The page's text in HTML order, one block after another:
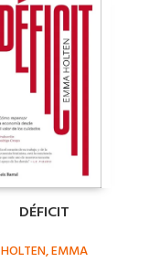
DÉFICIT
HOLTEN, EMMA